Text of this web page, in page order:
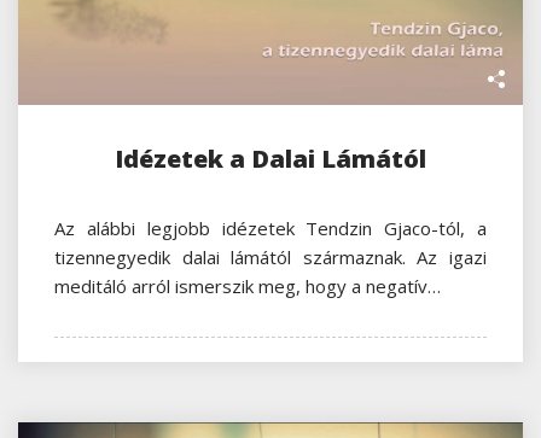
Idézetek a Dalai Lámától
Az alábbi legjobb idézetek Tendzin Gjaco-tól, a
tizennegyedik dalai lámától származnak. Az igazi
meditáló arról ismerszik meg, hogy a negatív…